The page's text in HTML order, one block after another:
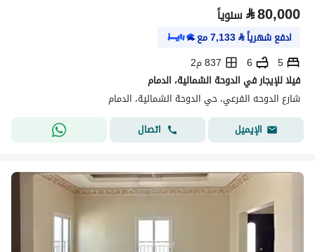
⃁80,000 سنوياً
ادفع شهرياً⃁
7,133مع
5
6
837 م2
فيلا للإيجار في الدوحة الشمالية، الدمام
شارع الدوحه الفرعي، حي الدوحة الشمالية، الدمام
الإيميل
اتصال